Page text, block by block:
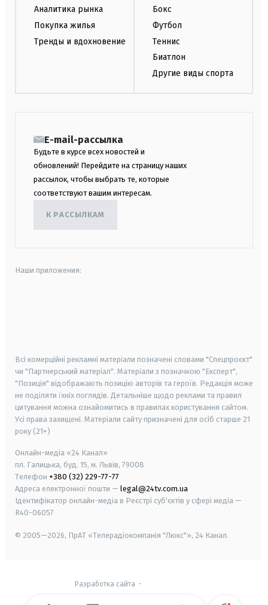
Аналитика рынка
Покупка жилья
Тренды и вдохновение
Бокс
Футбол
Теннис
Биатлон
Другие виды спорта
E-mail-рассылка
Будьте в курсе всех новостей и
обновлений! Перейдите на страницу наших
рассылок, чтобы выбрать те, которые
соответствуют вашим интересам.
К РАССЫЛКАМ
Наши приложения:
Всі комерційні рекламні матеріали позначені словами "Спецпроєкт"
чи "Партнерський матеріал". Матеріали з позначкою "Експерт",
"Позиція" відображають позицію авторів та героїв. Редакція може
не поділяти їхніх поглядів. Детальніше щодо реклами та правил
цитування можна ознайомитись в правилах користування сайтом.
Усі права захищені. Матеріали сайту призначені для осіб старше 21
року (21+)
Онлайн-медіа «24 Канал»
пл. Галицька, буд. 15, м. Львів, 79008
Телефон +380 (32) 229-77-77
Адреса електронної пошти — legal@24tv.com.ua
Ідентифікатор онлайн-медіа в Реєстрі суб'єктів у сфері медіа —
R40-06057
© 2005—2026, ПрАТ «Телерадіокомпанія "Люкс"», 24 Канал.
Разработка сайта -